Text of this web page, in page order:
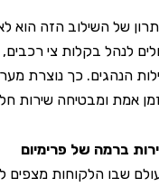
של השילוב הזה הוא לא
בקלות צי רכבים,
הנהגים. כך נוצרת מערכת
ומבטיחה שירות חלק.
של פרימיום
הלקוחות מצפים